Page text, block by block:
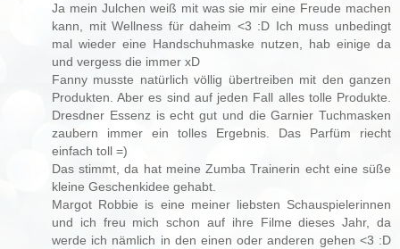
Ja mein Julchen weiß mit was sie mir eine Freude machen
kann, mit Wellness für daheim <3 :D Ich muss unbedingt
mal wieder eine Handschuhmaske nutzen, hab einige da
und vergess die immer xD
Fanny musste natürlich völlig übertreiben mit den ganzen
Produkten. Aber es sind auf jeden Fall alles tolle Produkte.
Dresdner Essenz is echt gut und die Garnier Tuchmasken
zaubern immer ein tolles Ergebnis. Das Parfüm riecht
einfach toll =)
Das stimmt, da hat meine Zumba Trainerin echt eine süße
kleine Geschenkidee gehabt.
Margot Robbie is eine meiner liebsten Schauspielerinnen
und ich freu mich schon auf ihre Filme dieses Jahr, da
werde ich nämlich in den einen oder anderen gehen <3 :D